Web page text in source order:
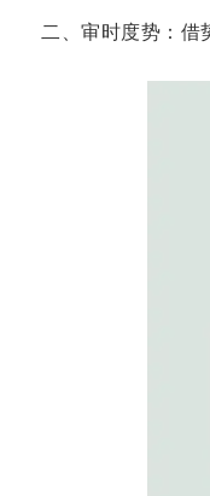
二、审时度势：借